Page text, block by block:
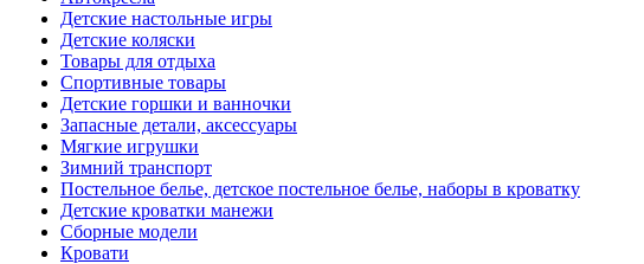
Детские настольные игры
Детские коляски
Товары для отдыха
Спортивные товары
Детские горшки и ванночки
Запасные детали, аксессуары
Мягкие игрушки
Зимний транспорт
Постельное белье, детское постельное белье, наборы в кроватку
Детские кроватки манежи
Сборные модели
Кровати